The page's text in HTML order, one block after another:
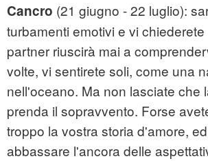
Cancro (21 giugno - 22 luglio):
turbamenti emotivi e vi
partner riuscirà mai a
volte, vi sentirete soli, come una
nell'oceano. Ma non lasciate che
prenda il sopravvento. Forse
troppo la vostra storia d'amore,
abbassare l'ancora delle